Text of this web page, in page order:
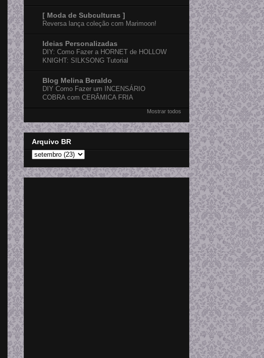
[ Moda de Subculturas ]
Reversa lança coleção com Marimoon!
Ideias Personalizadas
DIY: Como Fazer a HORNET de HOLLOW
KNIGHT: SILKSONG Tutorial
Blog Melina Beraldo
DIY Como Fazer um INCENSÁRIO
COBRA com CERÂMICA FRIA
Mostrar todos
Arquivo BR